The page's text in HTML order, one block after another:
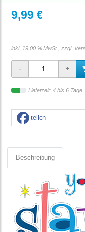
9,99 €
inkl. 19,00 % MwSt., zzgl.
Lieferzeit: 4 bis 6 Tage
teilen
Beschreibung